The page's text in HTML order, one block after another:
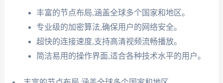
丰富的节点布局,涵盖全球多个国家和地区。
专业级的加密算法,确保用户的网络安全。
超快的连接速度,支持高清视频流畅播放。
简洁易用的操作界面,适合各种技术水平的用户。